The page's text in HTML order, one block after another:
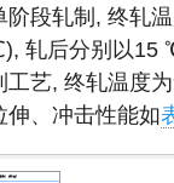
阶段轧制, 终轧
轧后分别以15
工艺, 终轧温度
伸、冲击性能如